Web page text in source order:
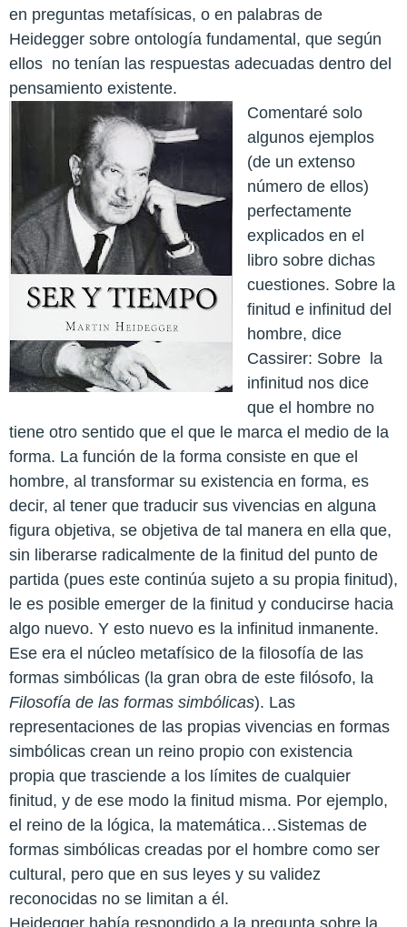
en preguntas metafísicas, o en palabras de
Heidegger sobre ontología fundamental, que según
ellos no tenían las respuestas adecuadas dentro del
pensamiento existente.
Comentaré solo
algunos ejemplos
(de un extenso
número de ellos)
perfectamente
explicados en el
libro sobre dichas
cuestiones. Sobre la
finitud e infinitud del
hombre, dice
Cassirer: Sobre la
infinitud nos dice
que el hombre no
tiene otro sentido que el que le marca el medio de la
forma. La función de la forma consiste en que el
hombre, al transformar su existencia en forma, es
decir, al tener que traducir sus vivencias en alguna
figura objetiva, se objetiva de tal manera en ella que,
sin liberarse radicalmente de la finitud del punto de
partida (pues este continúa sujeto a su propia finitud),
le es posible emerger de la finitud y conducirse hacia
algo nuevo. Y esto nuevo es la infinitud inmanente.
Ese era el núcleo metafísico de la filosofía de las
formas simbólicas (la gran obra de este filósofo, la
Filosofía de las formas simbólicas). Las
representaciones de las propias vivencias en formas
simbólicas crean un reino propio con existencia
propia que trasciende a los límites de cualquier
finitud, y de ese modo la finitud misma. Por ejemplo,
el reino de la lógica, la matemática…Sistemas de
formas simbólicas creadas por el hombre como ser
cultural, pero que en sus leyes y su validez
reconocidas no se limitan a él.
Heidegger había respondido a la pregunta sobre la